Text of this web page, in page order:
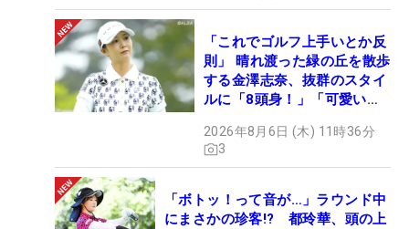
「これでゴルフ上手いとか反
則」 晴れ渡った緑の丘を散歩
する金澤志奈、抜群のスタイ
ルに「8頭身！」「可愛いに
2026年8月6日 (木) 11時36分
3
「ボトッ！って音が…」ラウンド中
にまさかの珍客!? 都玲華、頭の上